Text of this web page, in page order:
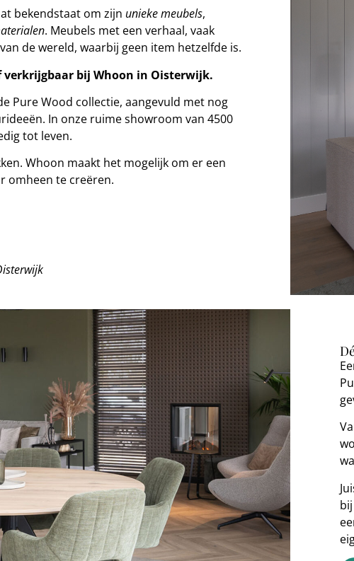
bekendstaat om zijn unieke meubels,
. Meubels met een verhaal, vaak
de wereld, waarbij geen item hetzelfde is.
verkrijgbaar bij Whoon in Oisterwijk.
Pure Wood collectie, aangevuld met nog
In onze ruime showroom van 4500
tot leven.
Whoon maakt het mogelijk om er een
omheen te creëren.